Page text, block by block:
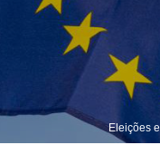
Eleições